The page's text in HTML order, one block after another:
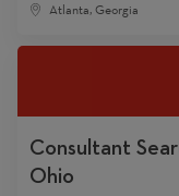
Atlanta, Georgia
Consultant
Ohio